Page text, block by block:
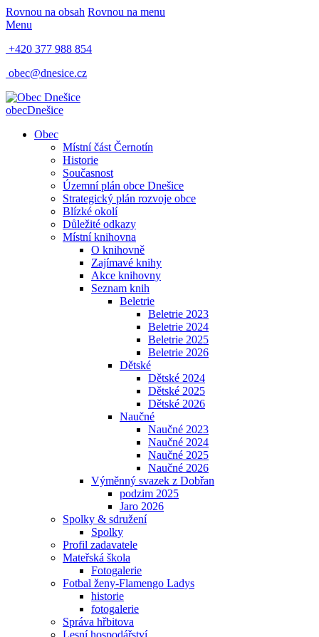
Rovnou na obsah Rovnou na menu
Menu
+420 377 988 854
obec@dnesice.cz
obecDnešice
Obec
Místní část Černotín
Historie
Současnost
Územní plán obce Dnešice
Strategický plán rozvoje obce
Blízké okolí
Důležité odkazy
Místní knihovna
O knihovně
Zajímavé knihy
Akce knihovny
Seznam knih
Beletrie
Beletrie 2023
Beletrie 2024
Beletrie 2025
Beletrie 2026
Dětské
Dětské 2024
Dětské 2025
Dětské 2026
Naučné
Naučné 2023
Naučné 2024
Naučné 2025
Naučné 2026
Výměnný svazek z Dobřan
podzim 2025
Jaro 2026
Spolky & sdružení
Spolky
Profil zadavatele
Mateřská škola
Fotogalerie
Fotbal ženy-Flamengo Ladys
historie
fotogalerie
Správa hřbitova
Lesní hospodářství